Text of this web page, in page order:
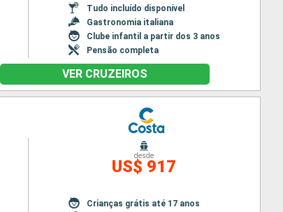
Tudo incluído disponível
Gastronomia italiana
Clube infantil a partir dos 3 anos
Pensão completa
VER CRUZEIROS
desde
US$ 917
Crianças grátis até 17 anos